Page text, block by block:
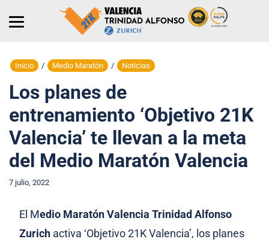
Inicio / Medio Maratón / Noticias
Los planes de
entrenamiento ‘Objetivo 21K
Valencia’ te llevan a la meta
del Medio Maratón Valencia
7 julio, 2022
El Medio Maratón Valencia Trinidad Alfonso
Zurich activa ‘Objetivo 21K Valencia’, los planes